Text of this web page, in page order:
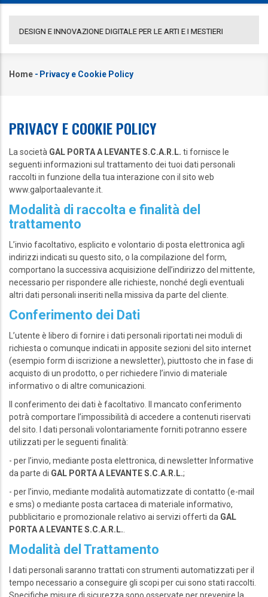
COMUNICATO GAL PORTA A LEVANTE
Briciole
Home - Privacy e Cookie Policy
PRIVACY E COOKIE POLICY
La società GAL PORTA A LEVANTE S.C.A.R.L. ti fornisce le
seguenti informazioni sul trattamento dei tuoi dati personali
raccolti in funzione della tua interazione con il sito web
www.galportaalevante.it.
Modalità di raccolta e finalità del
trattamento
L’invio facoltativo, esplicito e volontario di posta elettronica agli
indirizzi indicati su questo sito, o la compilazione del form,
comportano la successiva acquisizione dell’indirizzo del mittente,
necessario per rispondere alle richieste, nonché degli eventuali
altri dati personali inseriti nella missiva da parte del cliente.
Conferimento dei Dati
L’utente è libero di fornire i dati personali riportati nei moduli di
richiesta o comunque indicati in apposite sezioni del sito internet
(esempio form di iscrizione a newsletter), piuttosto che in fase di
acquisto di un prodotto, o per richiedere l’invio di materiale
informativo o di altre comunicazioni.
ll conferimento dei dati è facoltativo. Il mancato conferimento
potrà comportare l’impossibilità di accedere a contenuti riservati
del sito. I dati personali volontariamente forniti potranno essere
utilizzati per le seguenti finalità:
- per l’invio, mediante posta elettronica, di newsletter Informative
da parte di GAL PORTA A LEVANTE S.C.A.R.L.;
- per l’invio, mediante modalità automatizzate di contatto (e-mail
e sms) o mediante posta cartacea di materiale informativo,
pubblicitario e promozionale relativo ai servizi offerti da GAL
PORTA A LEVANTE S.C.A.R.L.
Modalità del Trattamento
I dati personali saranno trattati con strumenti automatizzati per il
tempo necessario a conseguire gli scopi per cui sono stati raccolti.
Specifiche misure di sicurezza sono osservate per prevenire la